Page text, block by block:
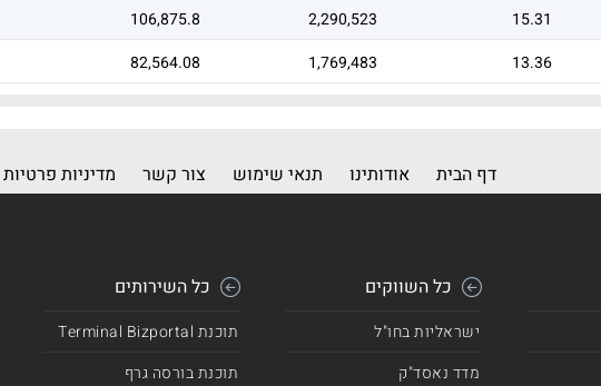
15.31
2,290,523
106,875.8
13.36
1,769,483
82,564.08
דף הבית אודותינו תנאי שימוש צור קשר מדיניות פרטיות
כל השווקים
ישראליות בחו"ל
מדד נאסד"ק
כל השירותים
תוכנת Terminal Bizportal
תוכנת בורסה גרף